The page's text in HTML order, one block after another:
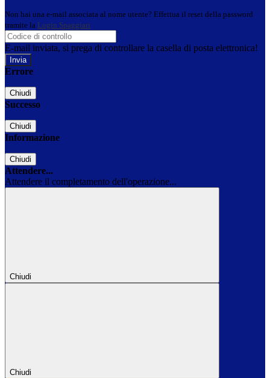
Non hai una e-mail associata al nome utente? Effettua il reset della password
tramite la Login Spaggiari
E-mail inviata, si prega di controllare la casella di posta elettronica!
Errore
Chiudi
Successo
Chiudi
Informazione
Chiudi
Attendere...
Attendere il completamento dell'operazione...
Chiudi
Chiudi